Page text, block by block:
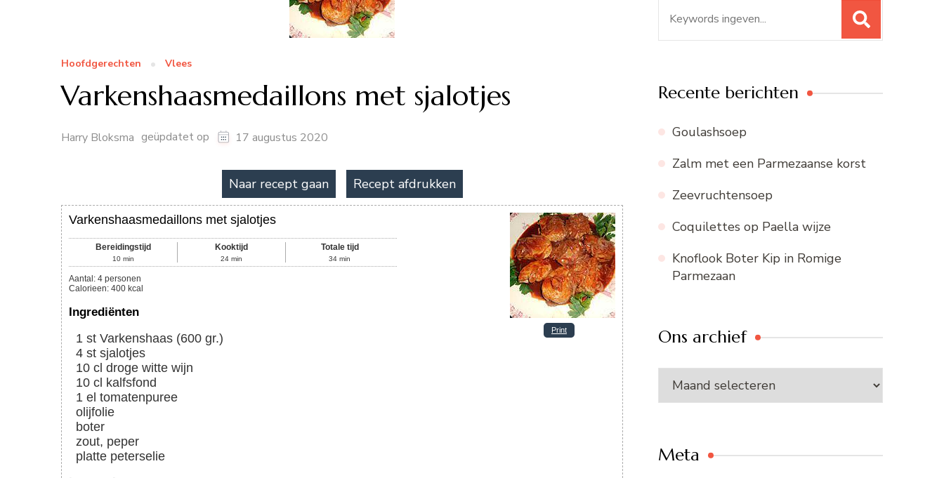
Hoofdgerechten Vlees
Varkenshaasmedaillons met sjalotjes
Harry Bloksma geüpdatet op 17 augustus 2020
Naar recept gaan Recept afdrukken
Print
Varkenshaasmedaillons met sjalotjes
Bereidingstijd
10 min
Kooktijd
24 min
Totale tijd
34 min
Aantal : 4 personen
Calorieen: 400 kcal
Ingrediënten
1 st Varkenshaas (600 gr.)
4 st sjalotjes
10 cl droge witte wijn
10 cl kalfsfond
1 el tomatenpuree
olijfolie
boter
zout, peper
platte peterselie
naar:
Recente berichten
Goulashsoep
Zalm met een Parmezaanse korst
Zeevruchtensoep
Coquilettes op Paella wijze
Knoflook Boter Kip in Romige
Parmezaan
Ons archief
Ons
archief
Meta